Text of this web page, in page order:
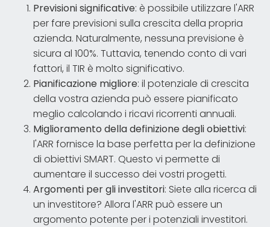
Previsioni significative: è possibile utilizzare l'ARR
per fare previsioni sulla crescita della propria
azienda. Naturalmente, nessuna previsione è
sicura al 100%. Tuttavia, tenendo conto di vari
fattori, il TIR è molto significativo.
Pianificazione migliore: il potenziale di crescita
della vostra azienda può essere pianificato
meglio calcolando i ricavi ricorrenti annuali.
Miglioramento della definizione degli obiettivi:
l'ARR fornisce la base perfetta per la definizione
di obiettivi SMART. Questo vi permette di
aumentare il successo dei vostri progetti.
Argomenti per gli investitori: Siete alla ricerca di
un investitore? Allora l'ARR può essere un
argomento potente per i potenziali investitori.